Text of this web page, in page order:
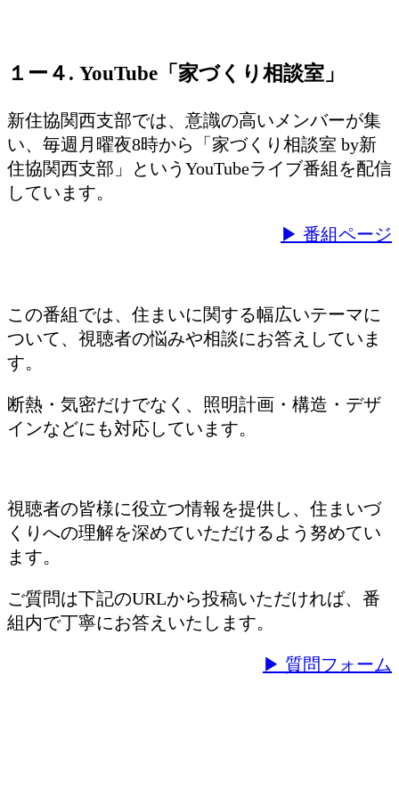
１ー４. YouTube「家づくり相談室」
新住協関西支部では、意識の高いメンバーが集
い、毎週月曜夜8時から「家づくり相談室 by新
住協関西支部」というYouTubeライブ番組を配信
しています。
▶ 番組ページ
この番組では、住まいに関する幅広いテーマに
ついて、視聴者の悩みや相談にお答えしていま
す。
断熱・気密だけでなく、照明計画・構造・デザ
インなどにも対応しています。
視聴者の皆様に役立つ情報を提供し、住まいづ
くりへの理解を深めていただけるよう努めてい
ます。
ご質問は下記のURLから投稿いただければ、番
組内で丁寧にお答えいたします。
▶ 質問フォーム